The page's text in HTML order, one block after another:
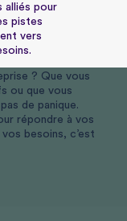
alliés pour
pistes
vers
? Que vous
ou que vous
de panique.
répondre à vos
besoins, c’est